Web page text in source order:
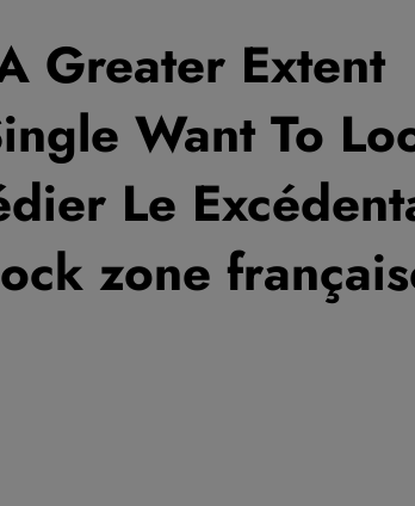
Greater Extent
Want To
Le
zone